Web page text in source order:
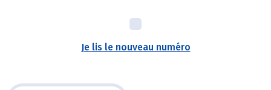
Je lis le nouveau numéro